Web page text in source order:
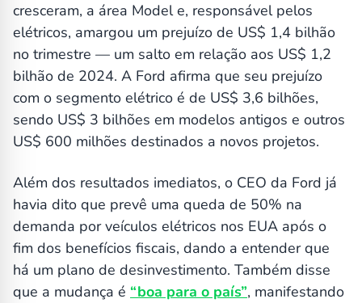
cresceram, a área Model e, responsável pelos
elétricos, amargou um prejuízo de US$ 1,4 bilhão
no trimestre — um salto em relação aos US$ 1,2
bilhão de 2024. A Ford afirma que seu prejuízo
com o segmento elétrico é de US$ 3,6 bilhões,
sendo US$ 3 bilhões em modelos antigos e outros
US$ 600 milhões destinados a novos projetos.
Além dos resultados imediatos, o CEO da Ford já
havia dito que prevê uma queda de 50% na
demanda por veículos elétricos nos EUA após o
fim dos benefícios fiscais, dando a entender que
há um plano de desinvestimento. Também disse
que a mudança é “boa para o país”, manifestando